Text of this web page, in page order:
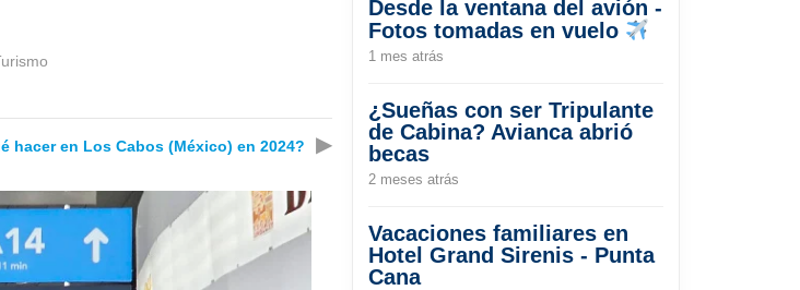
hacer en Los Cabos (México) en 2024? ▶
Desde la ventana del avión -
Fotos tomadas en vuelo
1 mes atrás
¿Sueñas con ser Tripulante
de Cabina? Avianca abrió
becas
2 meses atrás
Vacaciones familiares en
Hotel Grand Sirenis - Punta
Cana